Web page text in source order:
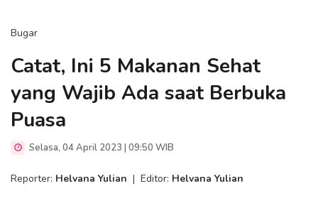
Bugar
Catat, Ini 5 Makanan Sehat
yang Wajib Ada saat Berbuka
Puasa
Selasa, 04 April 2023 | 09:50 WIB
Reporter: Helvana Yulian | Editor: Helvana Yulian